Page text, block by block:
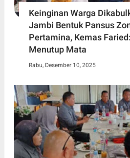
Keinginan Warga
Jambi Bentuk Pansus
Pertamina, Kemas
Menutup Mata
Rabu, Desember 10, 2025